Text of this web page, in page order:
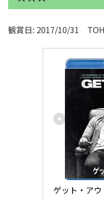
観賞日: 2017/10/31
ゲット・ア